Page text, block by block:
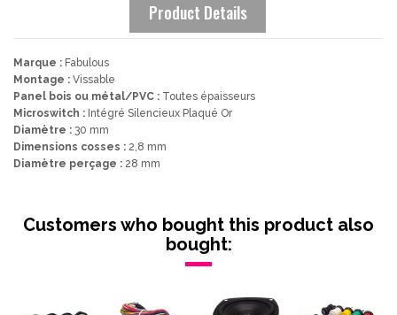
Product Details
Marque : Fabulous
Montage : Vissable
Panel bois ou métal/PVC : Toutes épaisseurs
Microswitch : Intégré Silencieux Plaqué Or
Diamètre : 30 mm
Dimensions cosses : 2,8 mm
Diamètre perçage : 28 mm
Montage Vissable
30 mm
Rond
Customers who bought this product also
bought: